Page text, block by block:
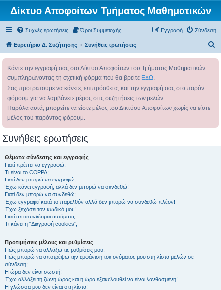
Δίκτυο Αποφοίτων Τμήματος Μαθηματικών
Συχνές ερωτήσεις Όροι Συμμετοχής Σύνδεση
Εγγραφή
Ευρετήριο Δ. Συζήτησης Συνήθεις ερωτήσεις
σ
Κάντε την εγγραφή σας στο Δίκτυο Αποφοίτων του Τμήματος Μαθηματικών
συμπληρώνοντας τη σχετική φόρμα που θα βρείτε ΕΔΩ.
Σας προτρέπουμε να κάνετε, επιπρόσθετα, και την εγγραφή σας στο παρόν
φόρουμ για να λαμβάνετε μέρος στις συζητήσεις των μελών.
Παρόλα αυτά, μπορείτε να είστε μέλος του Δικτύου Αποφοίτων χωρίς να είστε
μέλος του παρόντος φόρουμ.
Συνήθεις ερωτήσεις
Θέματα σύνδεσης και εγγραφής
Γιατί πρέπει να εγγραφώ;
Τι είναι το COPPA;
Γιατί δεν μπορώ να εγγραφώ;
Έχω κάνει εγγραφή, αλλά δεν μπορώ να συνδεθώ!
Γιατί δεν μπορώ να συνδεθώ;
Έχω εγγραφεί κατά το παρελθόν αλλά δεν μπορώ να συνδεθώ πλέον!
Έχω ξεχάσει τον κωδικό μου!
Γιατί αποσυνδέομαι αυτόματα;
Τι κάνει η “Διαγραφή cookies”;
Προτιμήσεις μέλους και ρυθμίσεις
Πώς μπορώ να αλλάξω τις ρυθμίσεις μου;
Πώς μπορώ να αποτρέψω την εμφάνιση του ονόματος μου στη λίστα μελών σε
σύνδεση;
Η ώρα δεν είναι σωστή!
Έχω αλλάξει τη ζώνη ώρας και η ώρα εξακολουθεί να είναι λανθασμένη!
Η γλώσσα μου δεν είναι στη λίστα!